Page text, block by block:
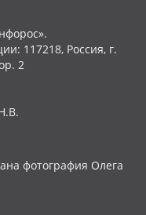
117218, Россия, г.
2
фотография Олега